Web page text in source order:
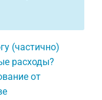
(частично)
расходы?
от